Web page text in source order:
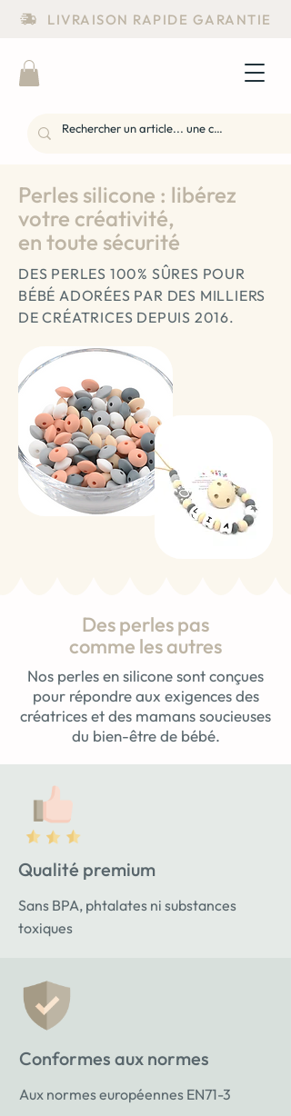
LIVRAISON RAPIDE GARANTIE
Perles silicone : libérez
votre créativité,
en toute sécurité
DES PERLES 100% SÛRES POUR
BÉBÉ ADORÉES PAR DES MILLIERS
DE CRÉATRICES DEPUIS 2016.
Des perles pas
comme les autres
Nos perles en silicone sont conçues
pour répondre aux exigences des
créatrices et des mamans soucieuses
du bien-être de bébé.
Qualité premium
Sans BPA, phtalates ni substances
toxiques
Conformes aux normes
Aux normes européennes EN71-3